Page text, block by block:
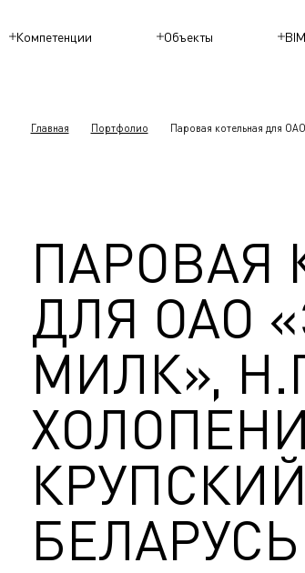
Компетенции Объекты
Главная Портфолио Паровая котельная для
ПАРОВАЯ
ДЛЯ ОАО
МИЛК»,
БЕЛАРУСЬ